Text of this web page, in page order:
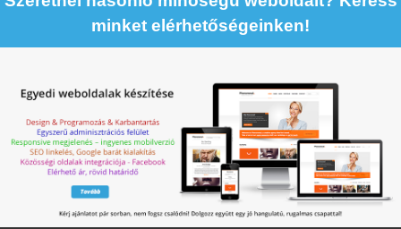
minket elérhetőségeinken!